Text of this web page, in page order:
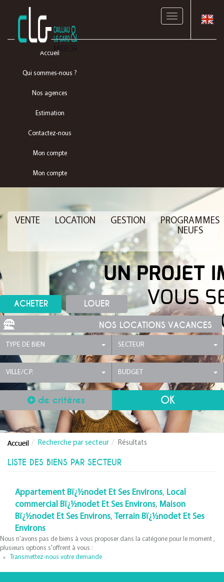
Toggle
Accueil
Qui sommes-nous ?
Nos agences
Estimation
Contactez-nous
Mon compte
Mon compte
VENTE LOCATION GESTION
PROGRAMMES
NEUFS
ACHETER LOUER
NOS LOCATIONS VACANCES
TYPE DE BIEN SECTEUR
VILLE/C.P. BUDGET
de critères
Recherche par secteur Résultats
LISTE DES BIENS PAR SECTEUR
Appartement Bï¿½nodet Et Ses Environs, Local
commercial Bï¿½nodet Et Ses Environs, Maison
Bï¿½nodet Et Ses Environs, Terrain Bï¿½nodet Et Ses
Environs
Nous n'avons pas de biens à vous proposer dans la catégorie pour le moment ,
plusieurs options s'offrent à vous :
Transmettez-nous votre demande